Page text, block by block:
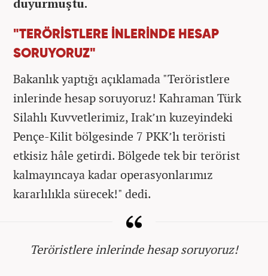
"TERÖRİSTLERE İNLERİNDE HESAP
SORUYORUZ"
Bakanlık yaptığı açıklamada "Teröristlere
inlerinde hesap soruyoruz! Kahraman Türk
Silahlı Kuvvetlerimiz, Irak’ın kuzeyindeki
Pençe-Kilit bölgesinde 7 PKK’lı teröristi
etkisiz hâle getirdi. Bölgede tek bir terörist
kalmayıncaya kadar operasyonlarımız
kararlılıkla sürecek!" dedi.
Teröristlere inlerinde hesap soruyoruz!